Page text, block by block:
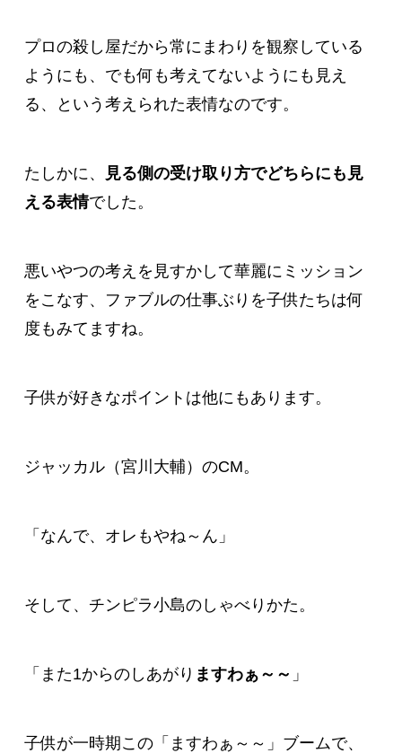
プロの殺し屋だから常にまわりを観察している
ようにも、でも何も考えてないようにも見え
る、という考えられた表情なのです。
たしかに、
見る側の受け取り方でどちらにも見
える表情でした。
悪いやつの考えを見すかして華麗にミッション
をこなす、ファブルの仕事ぶりを子供たちは何
度もみてますね。
子供が好きなポイントは他にもあります。
ジャッカル（宮川大輔）のCM。
「なんで、オレもやね～ん」
そして、チンピラ小島のしゃべりかた。
「また1からのしあがり ますわぁ～～ 」
子供が一時期この「ますわぁ～～」ブームで、